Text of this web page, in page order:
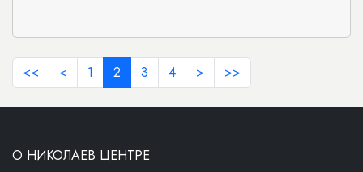
<< < 1 2 3 4 > >>
О НИКОЛАЕВ ЦЕНТРЕ